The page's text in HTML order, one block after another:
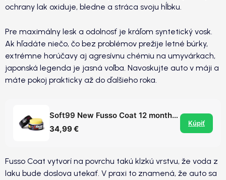
ochrany lak oxiduje, bledne a stráca svoju hĺbku.
Pre maximálny lesk a odolnosť je kráľom syntetický vosk.
Ak hľadáte niečo, čo bez problémov prežije letné búrky,
extrémne horúčavy aj agresívnu chémiu na umyvárkach,
japonská legenda je jasná voľba. Navoskujte auto v máji a
máte pokoj prakticky až do ďalšieho roka.
Soft99 New Fusso Coat 12 months wax dark - syntetický vosk s výdržou až 12 mesiacov
34,99 €
Kúpiť
Fusso Coat vytvorí na povrchu takú klzkú vrstvu, že voda z
laku bude doslova utekať. V praxi to znamená, že auto sa